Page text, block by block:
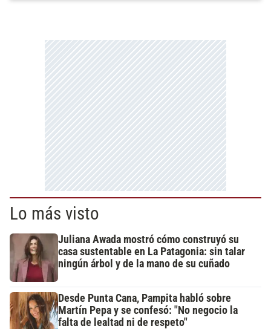
Lo más visto
Juliana Awada mostró cómo construyó su
casa sustentable en La Patagonia: sin talar
ningún árbol y de la mano de su cuñado
Desde Punta Cana, Pampita habló sobre
Martín Pepa y se confesó: "No negocio la
falta de lealtad ni de respeto"